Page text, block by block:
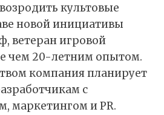
культовые
новой инициативы
ветеран игровой
чем 20-летним опытом.
компания планирует
с
маркетингом и PR.